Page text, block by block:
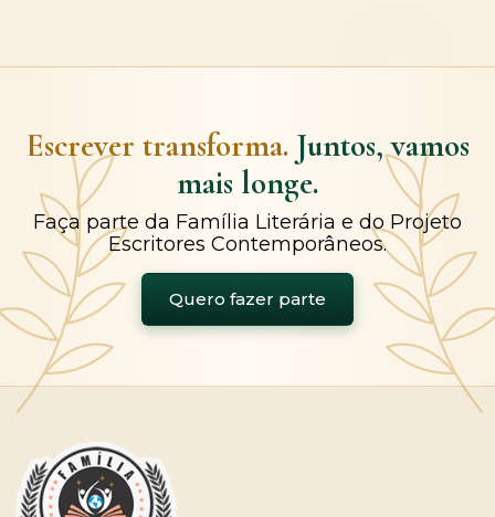
Escrever transforma. Juntos, vamos
mais longe.
Faça parte da Família Literária e do Projeto
Escritores Contemporâneos.
Quero fazer parte